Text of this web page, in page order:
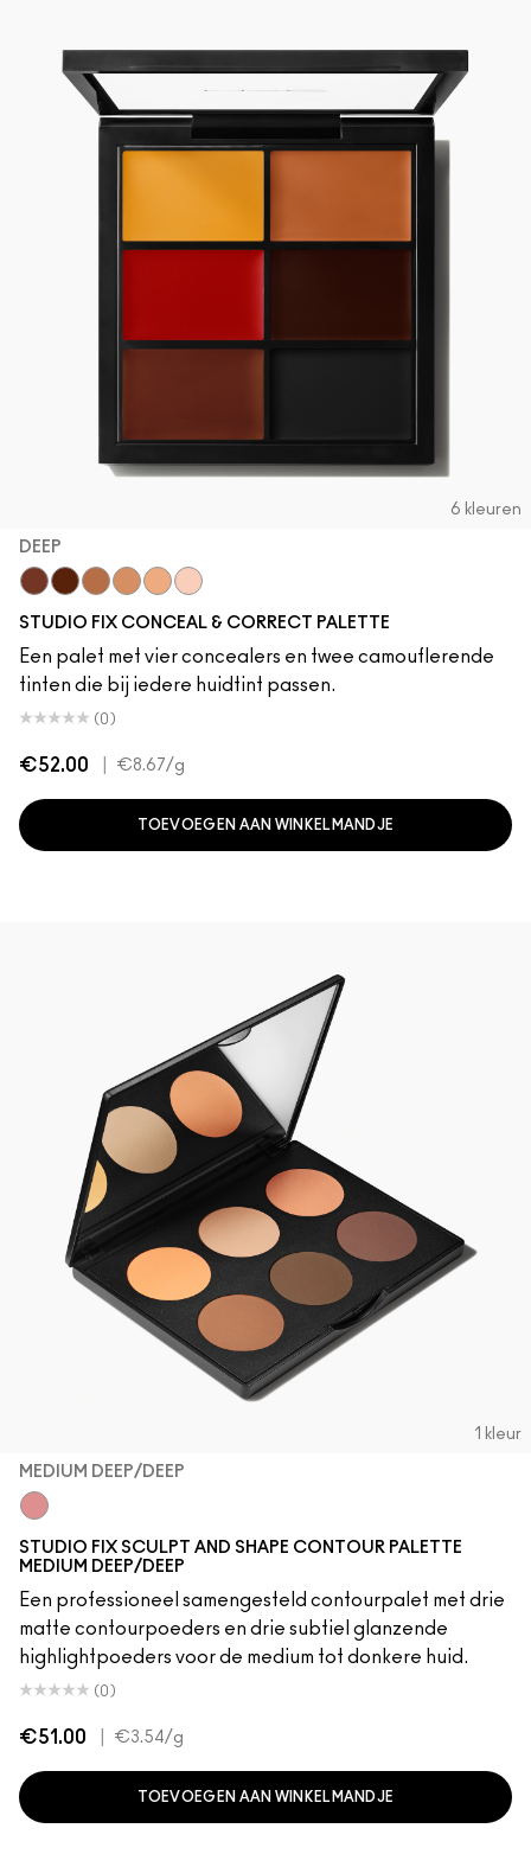
6 kleuren
DEEP
STUDIO FIX CONCEAL & CORRECT PALETTE
Een palet met vier concealers en twee camouflerende
tinten die bij iedere huidtint passen.
(0)
€52.00 €8.67/g
TOEVOEGEN AAN WINKELMANDJE
1 kleur
MEDIUM DEEP/DEEP
STUDIO FIX SCULPT AND SHAPE CONTOUR PALETTE
MEDIUM DEEP/DEEP
Een professioneel samengesteld contourpalet met drie
matte contourpoeders en drie subtiel glanzende
highlightpoeders voor de medium tot donkere huid.
(0)
€51.00 €3.54/g
TOEVOEGEN AAN WINKELMANDJE